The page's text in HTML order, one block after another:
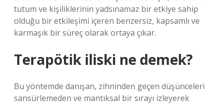
tutum ve kişiliklerinin yadsınamaz bir etkiye sahip
olduğu bir etkileşimi içeren benzersiz, kapsamlı ve
karmaşık bir süreç olarak ortaya çıkar.
Terapötik iliski ne demek?
Bu yöntemde danışan, zihninden geçen düşünceleri
sansürlemeden ve mantıksal bir sırayı izleyerek